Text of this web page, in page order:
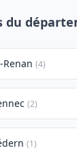
du
Renan (4)
(2)
(1)